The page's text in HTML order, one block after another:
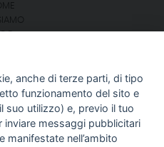
ACQUISTI
anche di terze parti, di tipo
funzionamento del sito e
suo utilizzo) e, previo il tuo
messaggi pubblicitari
manifestate nell’ambito